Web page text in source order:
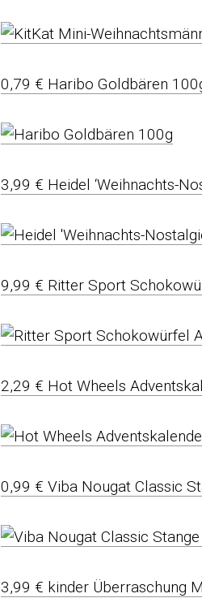
0,79 € Haribo Goldbären
3,99 € Heidel ‘Weihnachts-
9,99 € Ritter Sport
2,29 € Hot Wheels
0,99 € Viba Nougat Classic
3,99 € kinder Überraschung